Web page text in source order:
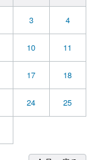
3 4
10 11
17 18
24 25